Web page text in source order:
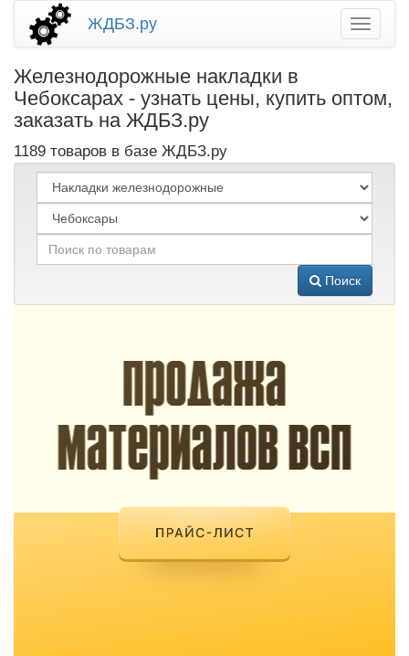
ЖДБЗ.ру
Железнодорожные накладки в
Чебоксарах - узнать цены, купить оптом,
заказать на ЖДБЗ.ру
1189 товаров в базе ЖДБЗ.ру
Поиск